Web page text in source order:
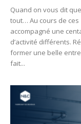
Quand on vous dit
tout… Au cours de ces
accompagné une
d’activité différents.
former une belle
fait...